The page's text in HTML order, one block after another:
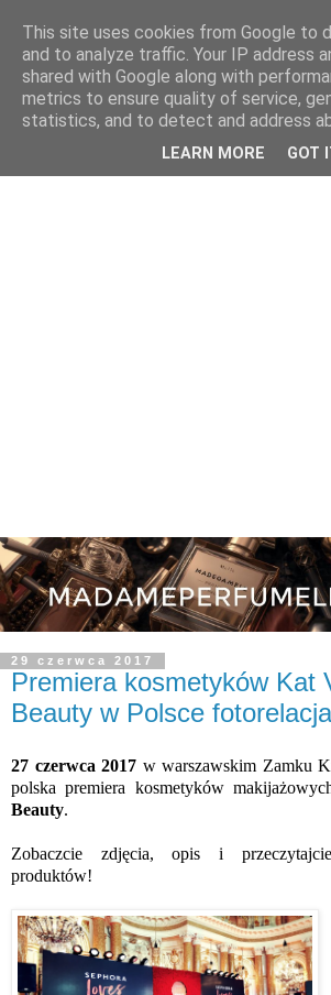
29 czerwca 2017
Premiera kosmetyków Kat
Beauty w Polsce fotorelacja
27 czerwca 2017 w warszawskim Zamku
polska premiera kosmetyków
Beauty.
Zobaczcie zdjęcia, opis i
produktów!
This site uses cookies from Google to
and to analyze traffic. Your IP address
shared with Google along with
metrics to ensure quality of service,
statistics, and to detect and address
LEARN MORE GOT